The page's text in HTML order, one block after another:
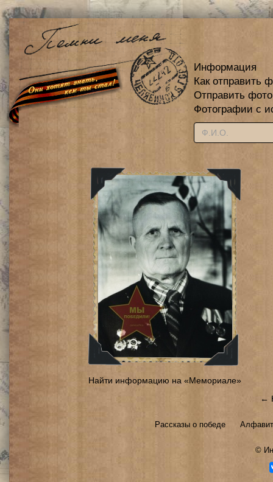
Информация
Как отправить
Отправить
Фотографии с
Найти информацию на «Мемориале»
←
Рассказы о победе
©